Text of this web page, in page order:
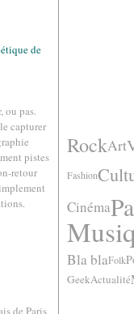
de
ou pas.
capturer
pistes
retour
de Paris
RockArt
Fashion
Cinéma
Bla blaFolk
GeekActualité